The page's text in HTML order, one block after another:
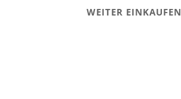
WEITER EINKAUFEN